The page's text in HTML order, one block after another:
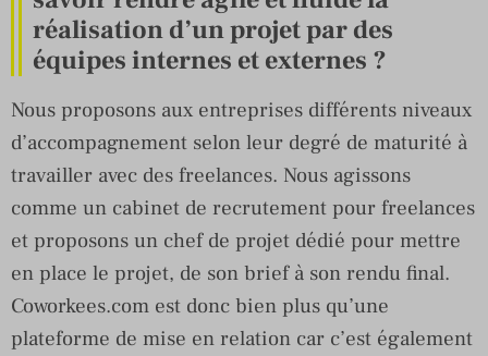
réalisation d’un projet par des
équipes internes et externes ?
Nous proposons aux entreprises différents niveaux
d’accompagnement selon leur degré de maturité à
travailler avec des freelances. Nous agissons
comme un cabinet de recrutement pour freelances
et proposons un chef de projet dédié pour mettre
en place le projet, de son brief à son rendu final.
Coworkees.com est donc bien plus qu’une
plateforme de mise en relation car c’est également